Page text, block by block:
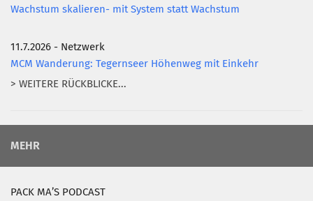
Wachstum skalieren- mit System statt Wachstum
11.7.2026 - Netzwerk
MCM Wanderung: Tegernseer Höhenweg mit Einkehr
> WEITERE RÜCKBLICKE...
MEHR
PACK MA’S PODCAST